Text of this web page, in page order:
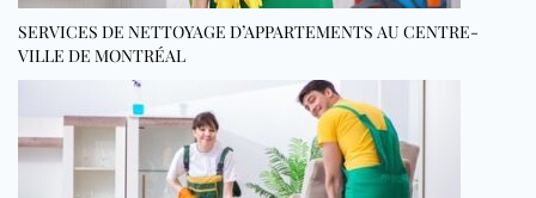
SERVICES DE NETTOYAGE D’APPARTEMENTS AU CENTRE-
VILLE DE MONTRÉAL